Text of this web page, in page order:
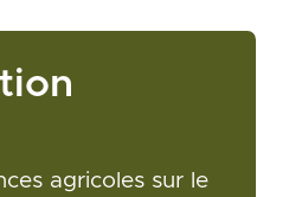
agricoles sur le